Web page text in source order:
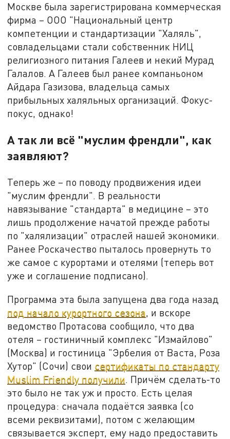
Москве была зарегистрирована коммерческая
фирма – ООО "Национальный центр
компетенции и стандартизации "Халяль",
совладельцами стали собственник НИЦ
религиозного питания Галеев и некий Мурад
Галалов. А Галеев был ранее компаньоном
Айдара Газизова, владельца самых
прибыльных халяльных организаций. Фокус-
покус, однако!
А так ли всё "муслим френдли", как
заявляют?
Теперь же – по поводу продвижения идеи
"муслим френдли". В реальности
навязывание "стандарта" в медицине – это
лишь продолжение начатой прежде работы
по "халялизации" отраслей нашей экономики.
Ранее Роскачество пыталось провернуть то
же самое с курортами и отелями (теперь вот
уже и соглашение подписано).
Программа эта была запущена два года назад
под начало курортного сезона, и вскоре
ведомство Протасова сообщило, что два
отеля – гостиничный комплекс "Измайлово"
(Москва) и гостиница "Эрбелия от Васта, Роза
Хутор" (Сочи) свои сертификаты по стандарту
Muslim Friendly получили. Причём сделать-то
это было не так уж и просто. Есть целая
процедура: сначала подаётся заявка (со
всеми реквизитами), потом с желающим
связывается эксперт, ему надо предоставить